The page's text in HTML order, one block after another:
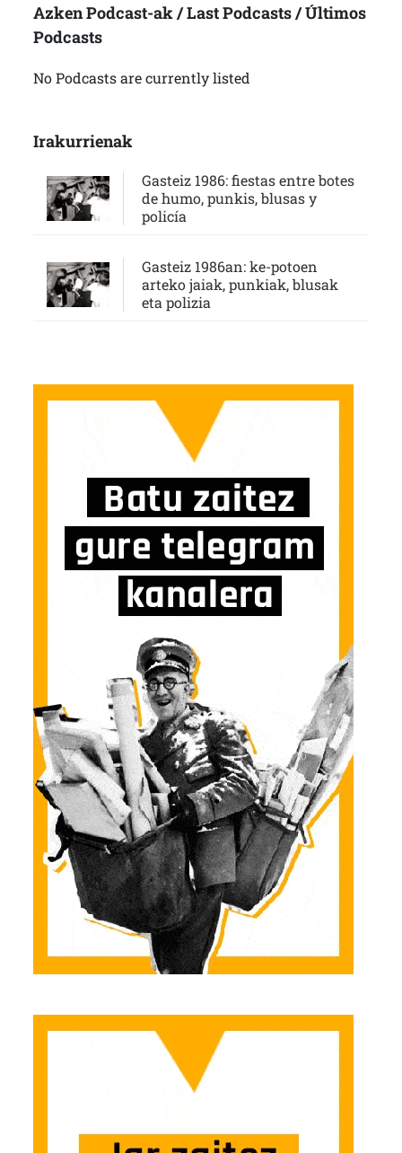
Azken Podcast-ak / Last Podcasts / Últimos
Podcasts
No Podcasts are currently listed
Irakurrienak
Gasteiz 1986: fiestas entre botes
de humo, punkis, blusas y
policía
Gasteiz 1986an: ke-potoen
arteko jaiak, punkiak, blusak
eta polizia